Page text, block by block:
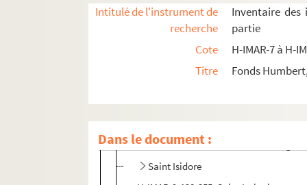
Intitulé de l'instrument de
recherche
Inventaire des
partie
Cote
H-IMAR-7 à H-
Titre
Fonds
Dans le document :
H-IMAR-9-100-268 à H-IMAR-9-146-394.
Saint Ignace de Loyola
H-IMAR-9-119-331. Saint Irénée,
H-IMAR-9-120-332. Saint Irénée,
H-IMAR-9-120-333. Saint Irénée,
H-IMAR-9-120-334. Sainte Irène vierge
Saint Isidore